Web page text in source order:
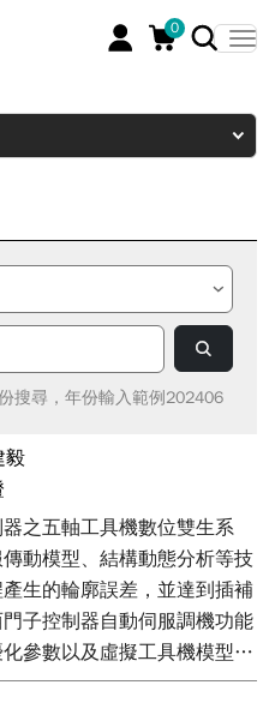
0
搜尋，年份輸入範例202406
毅
之五軸工具機數位雙生系
動模型、結構動態分析等技
生的輪廓誤差，並達到插補
子控制器自動伺服調機功能
參數以及虛擬工具機模型，
推導位置轉移函數，求得直